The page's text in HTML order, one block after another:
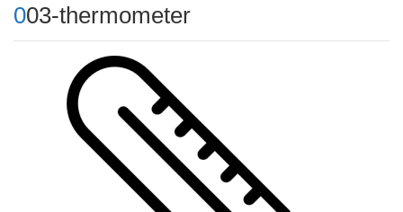
003-thermometer